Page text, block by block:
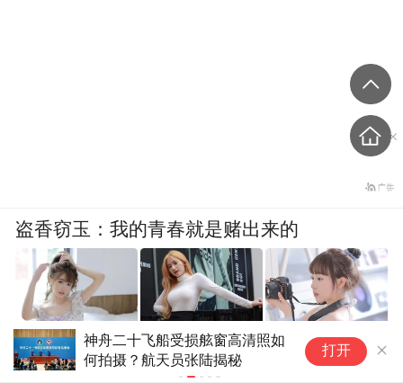
太空归来首亮相 天宫TV丨“
打开
盗香窃玉：我的青春就是赌出来的
爽文